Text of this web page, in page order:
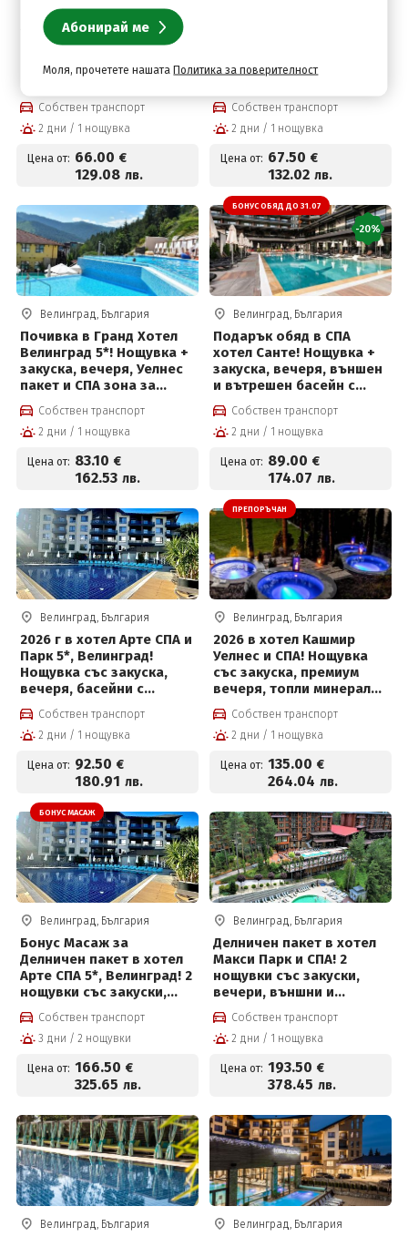
Велинград, България
2026 в СПА хотел Олимп
4*, Велинград! Нощувка
със закуска, вечеря,
външен и вътрешен
басейн с минерална вода
и СПА пакет на цени от
66 € на човек
Собствен транспорт
2 дни / 1 нощувка
Цена от: 66.00 €
129.08 лв.
Велинград! Нощувка +
закуска, обяд, вечеря,
лекарски преглед, 3
процедури на ден, 4
басейна с минерална
цени от 67.50 € на човек
Собствен транспорт
2 дни / 1 нощувка
Цена от: 67.50 €
132.02 лв.
Велинград, България
Почивка в Гранд Хотел
Велинград 5*! Нощувка +
закуска, вечеря, Уелнес
пакет и СПА зона за
възрастни + Безплатно
за деца до 12 г за 80.53
евро на човек
Собствен транспорт
2 дни / 1 нощувка
Цена от: 83.10 €
162.53 лв.
БОНУС ОБЯД ДО 31.07
-20%
Велинград, България
Подарък обяд в СПА
хотел Санте! Нощувка +
закуска, вечеря, външен
и вътрешен басейн с
топла минерална вода и
Уелнес пакет +
Безплатно за дете до 12
Собствен транспорт
2 дни / 1 нощувка
Цена от: 89.00 €
174.07 лв.
Велинград, България
2026 г в хотел Арте СПА и
Парк 5*, Велинград!
Нощувка със закуска,
вечеря, басейни с
минерална вода и СПА
център + Безплатно за
деца до 12г на цени от
Собствен транспорт
2 дни / 1 нощувка
Цена от: 92.50 €
180.91 лв.
ПРЕПОРЪЧАН
Велинград, България
2026 в хотел Кашмир
Уелнес и СПА! Нощувка
със закуска, премиум
вечеря, топли минерални
басейни, външни топила
и СПА център
Собствен транспорт
2 дни / 1 нощувка
Цена от: 135.00 €
264.04 лв.
БОНУС МАСАЖ
Велинград, България
Бонус Масаж за
Делничен пакет в хотел
Арте СПА 5*, Велинград! 2
нощувки със закуски,
вечери, масаж,
вътрешен и външен
басейн с минерална вода
за деца до 12 г
Собствен транспорт
3 дни / 2 нощувки
Цена от: 166.50 €
325.65 лв.
Велинград, България
Делничен пакет в хотел
Макси Парк и СПА! 2
нощувки със закуски,
вечери, външни и
вътрешни басейни с
минерална вода,
джакузи, топила и
деца до 12г на цени от
193.50 евро на човек
Собствен транспорт
2 дни / 1 нощувка
Цена от: 193.50 €
378.45 лв.
Велинград, България Велинград, България
Моля, прочетете нашатаПолитика за поверителност